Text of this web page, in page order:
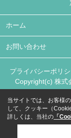
ホーム
お問い合わせ
プライバシーポリ
Copyright(c) 株式
当サイトでは、お客様
して、クッキー（
詳しくは、当社の 「